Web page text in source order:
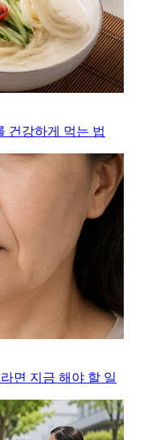
건강하게 먹는 법
면 지금 해야 할 일